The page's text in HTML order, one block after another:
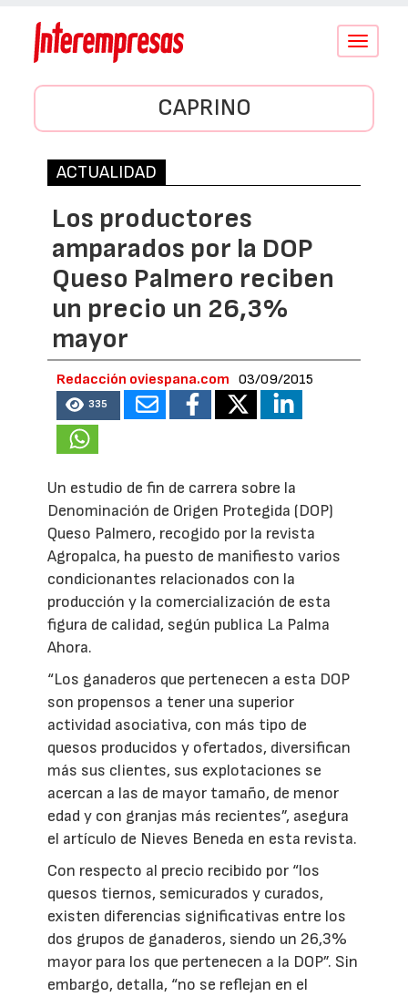
Conmutar
CAPRINO
ACTUALIDAD
Los productores
amparados por la DOP
Queso Palmero reciben
un precio un 26,3%
mayor
Redacción oviespana.com 03/09/2015
335
Un estudio de fin de carrera sobre la
Denominación de Origen Protegida (DOP)
Queso Palmero, recogido por la revista
Agropalca, ha puesto de manifiesto varios
condicionantes relacionados con la
producción y la comercialización de esta
figura de calidad, según publica La Palma
Ahora.
“Los ganaderos que pertenecen a esta DOP
son propensos a tener una superior
actividad asociativa, con más tipo de
quesos producidos y ofertados, diversifican
más sus clientes, sus explotaciones se
acercan a las de mayor tamaño, de menor
edad y con granjas más recientes”, asegura
el artículo de Nieves Beneda en esta revista.
Con respecto al precio recibido por “los
quesos tiernos, semicurados y curados,
existen diferencias significativas entre los
dos grupos de ganaderos, siendo un 26,3%
mayor para los que pertenecen a la DOP”. Sin
embargo, detalla, “no se reflejan en el